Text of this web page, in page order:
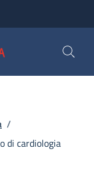
/
di cardiologia